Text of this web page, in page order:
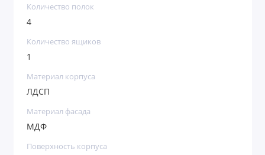
Количество полок
4
Количество ящиков
1
Материал корпуса
ЛДСП
Материал фасада
МДФ
Поверхность корпуса